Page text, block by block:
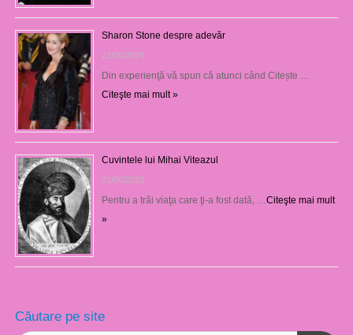
Sharon Stone despre adevăr
22/08/2023
Din experienţă vă spun că atunci când Citește …
Citeşte mai mult »
Cuvintele lui Mihai Viteazul
21/08/2023
Pentru a trăi viaţa care ţi-a fost dată, … Citeşte mai mult
»
Căutare pe site